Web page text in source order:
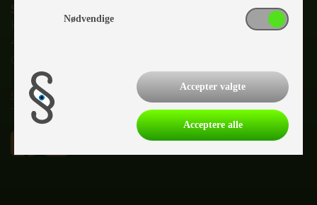
Slagelse Camping & Outdoor Center
Karolinevej 2C
4200 Slagelse
CVR nr.
salg@slagelsecamping.dk
Tlf.55700020
Nødvendige
Accepter valgte
Acceptere alle